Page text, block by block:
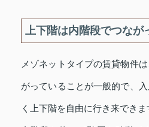
上下階は内階段でつなが
メゾネットタイプの賃貸物件
がっていることが一般的で、
く上下階を自由に行き来できま